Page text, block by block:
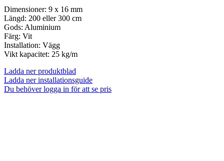
Dimensioner: 9 x 16 mm
Längd: 200 eller 300 cm
Gods: Aluminium
Färg: Vit
Installation: Vägg
Vikt kapacitet: 25 kg/m
Ladda ner produktblad
Ladda ner installationsguide
Du behöver logga in för att se pris